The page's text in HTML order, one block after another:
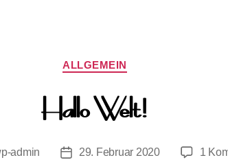
ALLGEMEIN
Hallo Welt!
admin Beitragsdatum
29. Februar 2020 1